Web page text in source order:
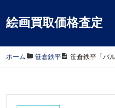
絵画買取価格査定
ホーム / 笹倉鉄平/ 笹倉鉄平「バ